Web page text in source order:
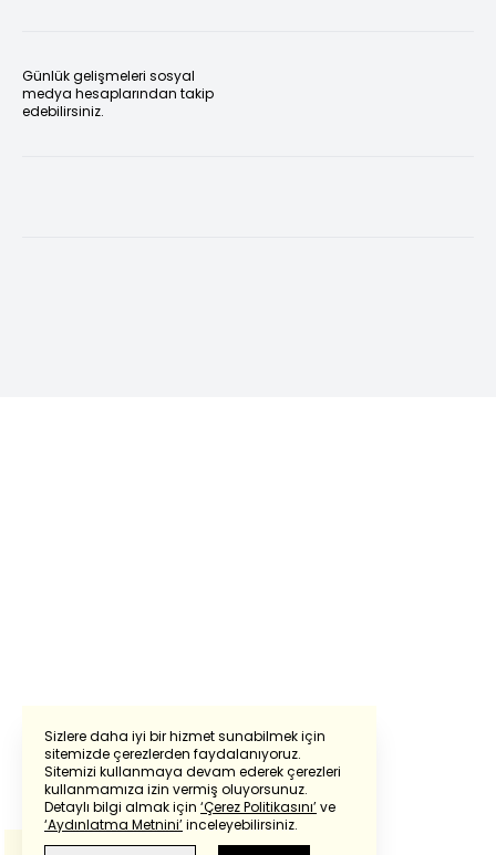
Sizlere daha iyi bir hizmet sunabilmek için
sitemizde çerezlerden faydalanıyoruz.
Sitemizi kullanmaya devam ederek çerezleri
kullanmamıza izin vermiş oluyorsunuz.
Detaylı bilgi almak için ‘Çerez Politikasını’ve
‘Aydınlatma Metnini’inceleyebilirsiniz.
Günlük gelişmeleri sosyal
medya hesaplarından takip
edebilirsiniz.
Powered by Translate
Bu çevirideGoogle Transletekullanılmıştır.